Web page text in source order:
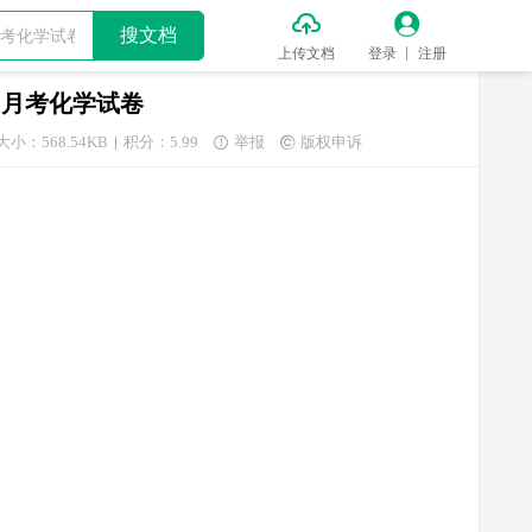
搜文档 
上传文档

登录 注册
考化学试卷
小：568.54KB 积分：5.99  举报  版权申诉